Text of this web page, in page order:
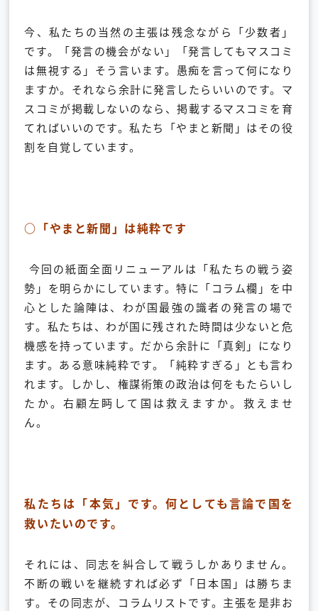
今、私たちの当然の主張は残念ながら「少数者」
です。「発言の機会がない」「発言してもマスコミ
は無視する」そう言います。愚痴を言って何になり
ますか。それなら余計に発言したらいいのです。マ
スコミが掲載しないのなら、掲載するマスコミを育
てればいいのです。私たち「やまと新聞」はその役
割を自覚しています。
○「やまと新聞」は純粋です
今回の紙面全面リニューアルは「私たちの戦う姿
勢」を明らかにしています。特に「コラム欄」を中
心とした論陣は、わが国最強の識者の発言の場で
す。私たちは、わが国に残された時間は少ないと危
機感を持っています。だから余計に「真剣」になり
ます。ある意味純粋です。「純粋すぎる」とも言わ
れます。しかし、権謀術策の政治は何をもたらいし
たか。右顧左眄して国は救えますか。救えませ
ん。
私たちは「本気」です。 何としても言論で国を
救いたいのです。
それには、同志を糾合して戦うしかありません。
不断の戦いを継続すれば必ず「日本国」は勝ちま
す。その同志が、コラムリストです。主張を是非お